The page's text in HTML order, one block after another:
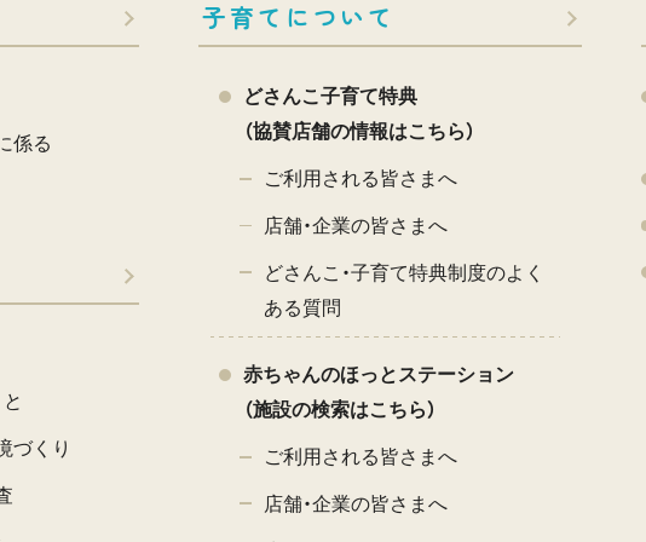
係る
づくり
子育てについて
どさんこ子育て特典
（協賛店舗の情報はこちら）
ご利用される皆さまへ
店舗・企業の皆さまへ
どさんこ・子育て特典制度のよく
ある質問
赤ちゃんのほっとステーション
（施設の検索はこちら）
ご利用される皆さまへ
店舗・企業の皆さまへ